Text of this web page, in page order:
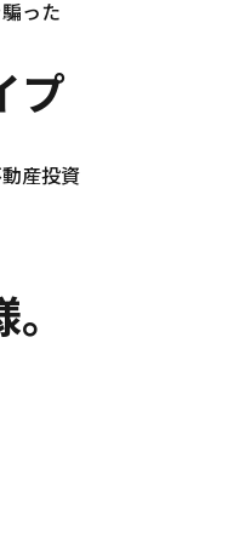
った
プ
産投資